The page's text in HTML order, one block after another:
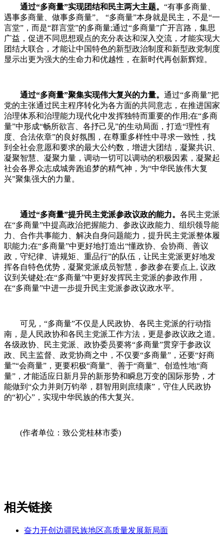
通过“多商量”实现团结和民主两大主题。 “有事多商量、
遇事多商量、做事多商量”。 “多商量”本身就是民主，不是“一
言堂”，而是“群言堂”的多商量;通过“多商量”广开言路，集思
广益，促进不同思想观点的充分表达和深入交流，才能实现大
团结大联合，才能让中国特色的新型政治制度和新型政党制度
显示出更为强大的生命力和优越性，在新时代再创新辉煌。
通过“多商量”聚集实现伟大复兴的力量。 通过“多商量”把
党的主张通过民主程序转化为各方面的共同意志，在推进国家
治理体系和治理能力现代化中发挥独特而重要的作用;在“多商
量”中形成“畅所欲言、各抒己见”的生动局面，打造“理性有
度、合法依章”的良好氛围，在尊重多样性中寻求一致性，找
到全社会意愿和要求的最大公约数，增进大团结，凝聚共识、
凝聚智慧、凝聚力量，调动一切可以调动的积极因素，凝聚起
社会各界众志成城奔跑追梦的精气神，为“中华民族伟大复
兴”聚集强大的力量。
通过“多商量”提升民主党派参政议政的能力。 各民主党派
在“多商量”中提高政治把握能力、参政议政能力、组织领导能
力、合作共事能力、解决自身问题能力，提升民主党派整体履
职能力;在“多商量”中更好地打造出“懂政协、会协商、善议
政，守纪律、讲规矩、重品行”的队伍，让民主党派更好地发
挥各自特色优势，凝聚党派成员智慧，参政参在要点上, 议政
议到关键处;在“多商量”中更好发挥民主党派的参政作用，
在“多商量”中进一步提升民主党派参政议政水平。
可见，“多商量”不仅是人民政协、各民主党派的行动指
南，是人民政协和各民主党派工作方法，更是参政议政之道。
各级政协、民主党派、政协委员要将“多商量”贯穿于参政议
政、民主监督、政党协商之中，不仅要“多商量”，还要“好商
量”“会商量”，更要积极“商量”、善于“商量”、创造性地“商
量”，才能适应日新月异的新形势和瞬息万变的国际形势，才
能做到“众力并则万钧举，群智用则庶绩康”，守住人民政协
的“初心”，实现中华民族的伟大复兴。
(作者单位：致公党桂林市委)
相关链接
奋力开创边疆民族地区高质量发展新局面